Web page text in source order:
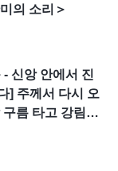
의 소리＞
- 신앙 안에서 진
] 주께서 다시 오
구름 타고 강림하